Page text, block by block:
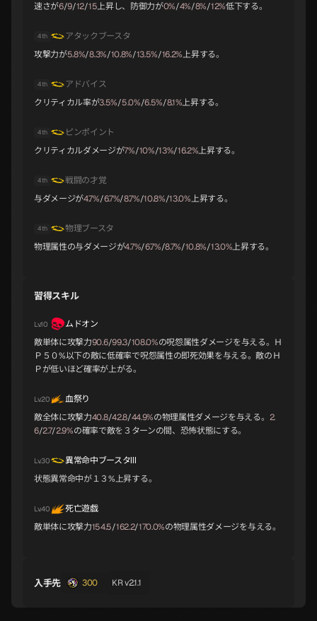
B
B
トランペッター
B
イシス
B
パールヴァティ
ジャアクフロスト
B
ジャターユ ヤマタノオロチ
C
ミトラス
C
アプサラス
パズス ベルフェゴール
速さが6/9/12/15上昇し、防御力が0%/4%/8%/12%低下する。
4th
アタックブースタ
攻撃力が5.8%/8.3%/10.8%/13.5%/16.2%上昇する。
4th
アドバイス
クリティカル率が3.5%/5.0%/6.5%/8.1%上昇する。
4th
ピンポイント
クリティカルダメージが7%/10%/13%/16.2%上昇する。
4th
戦闘の才覚
与ダメージが4.7%/6.7%/8.7%/10.8%/13.0%上昇する。
4th
物理ブースタ
物理属性の与ダメージが4.7%/6.7%/8.7%/10.8%/13.0%上昇する。
習得スキル
Lv.10
ムドオン
敵単体に攻撃力90.6/99.3/108.0%の呪怨属性ダメージを与える。Ｈ
Ｐ５０%以下の敵に低確率で呪怨属性の即死効果を与える。敵のＨ
Ｐが低いほど確率が上がる。
Lv.20
血祭り
敵全体に攻撃力40.8/42.8/44.9%の物理属性ダメージを与える。 2.
6/2.7/2.9%の確率で敵を３ターンの間、恐怖状態にする。
Lv.30
異常命中ブースタⅢ
状態異常命中が１３%上昇する。
Lv.40
死亡遊戯
敵単体に攻撃力154.5/162.2/170.0%の物理属性ダメージを与える。
入手先 300 KR v2.1.1